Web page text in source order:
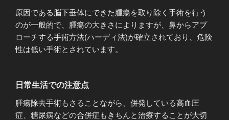
原因である脳下垂体にできた腫瘍を取り除く手術を行う
のが一般的で、腫瘍の大きさによりますが、鼻からアプ
ローチする手術方法(ハーディ法)が確立されており、危険
性は低い手術とされています。
日常生活での注意点
腫瘍除去手術もさることながら、併発している高血圧
症、糖尿病などの合併症もきちんと治療することが大切